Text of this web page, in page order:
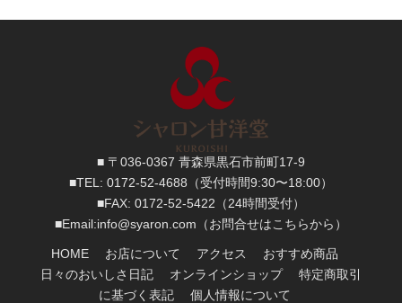
■ 〒036-0367 青森県黒石市前町17-9
■TEL: 0172-52-4688 （受付時間9:30〜18:00）
■FAX: 0172-52-5422 （24時間受付）
■Email:info@syaron.com （お問合せはこちらから）
HOME お店について アクセス
おすすめ商品
日々のおいしさ日記
オンラインショップ
特定商取引
に基づく表記
個人情報について